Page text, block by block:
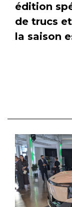
édition
de trucs
la saison